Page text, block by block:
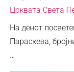
Црквата Света
На денот
Параскева,
…